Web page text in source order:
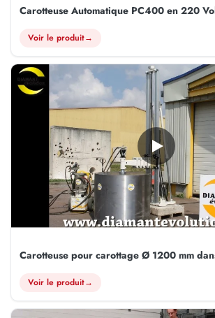
Carotteuse Automatique PC400 en 220
Voir le produit→
Carotteuse pour carottage Ø 1200 mm
Voir le produit→